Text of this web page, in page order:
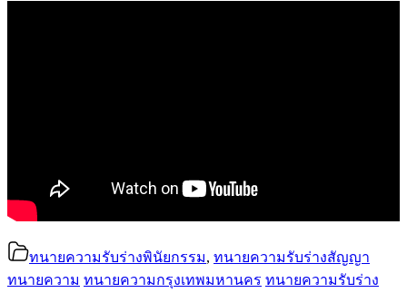
ทนายความรับร่างพินัยกรรม, ทนายความรับร่างสัญญา
ทนายความ ทนายความกรุงเทพมหานคร ทนายความรับร่าง